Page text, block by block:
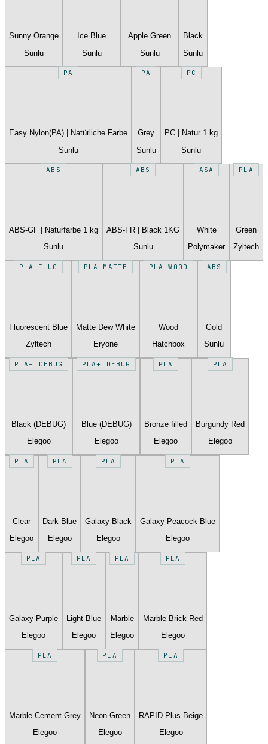
Sunny Orange
Sunlu
Ice Blue
Sunlu
Apple Green
Sunlu
Black
Sunlu
PA
Easy Nylon(PA) | Natürliche Farbe
Sunlu
PA
Grey
Sunlu
PC
PC | Natur 1 kg
Sunlu
ABS
ABS-GF | Naturfarbe 1 kg
Sunlu
ABS
ABS-FR | Black 1KG
Sunlu
ASA
White
Polymaker
PLA
Green
Zyltech
PLA FLUO
Fluorescent Blue
Zyltech
PLA MATTE
Matte Dew White
Eryone
PLA WOOD
Wood
Hatchbox
ABS
Gold
Sunlu
PLA+ DEBUG
Black (DEBUG)
Elegoo
PLA+ DEBUG
Blue (DEBUG)
Elegoo
PLA
Bronze filled
Elegoo
PLA
Burgundy Red
Elegoo
PLA
Clear
Elegoo
PLA
Dark Blue
Elegoo
PLA
Galaxy Black
Elegoo
PLA
Galaxy Peacock Blue
Elegoo
PLA
Galaxy Purple
Elegoo
PLA
Light Blue
Elegoo
PLA
Marble
Elegoo
PLA
Marble Brick Red
Elegoo
PLA
Marble Cement Grey
Elegoo
PLA
Neon Green
Elegoo
PLA
RAPID Plus Beige
Elegoo